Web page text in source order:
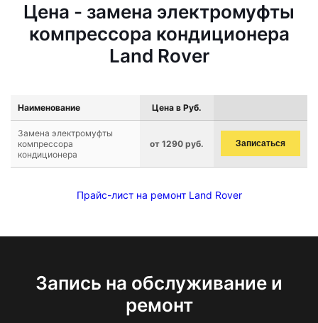
Цена - замена электромуфты
компрессора кондиционера
Land Rover
Наименование Цена в Руб.
Замена электромуфты
компрессора
кондиционера
от 1290 руб. Записаться
Прайс-лист на ремонт Land Rover
Запись на обслуживание и
ремонт